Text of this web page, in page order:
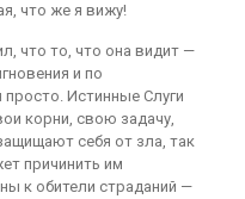
что же я вижу!
что то, что она видит —
и по
просто. Истинные Слуги
корни, свою задачу,
себя от зла, так
причинить им
к обители страданий —